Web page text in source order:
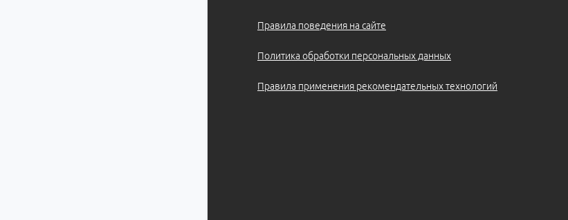
Правила поведения на сайте
Политика обработки персональных данных
Правила применения рекомендательных технологий